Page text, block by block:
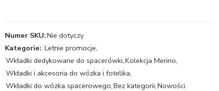
Numer SKU:Nie dotyczy
Kategorie: Letnie promocje,
Wkładki dedykowane do spacerówki,Kolekcja Merino,
Wkładki i akcesoria do wózka i fotelika,
Wkładki do wózka spacerowego,Bez kategorii,Nowości